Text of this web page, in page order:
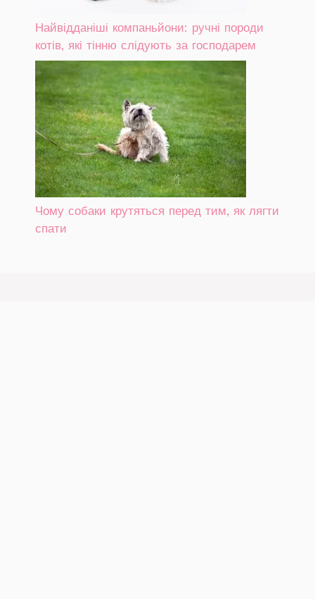
Найвідданіші компаньйони: ручні породи
котів, які тінню слідують за господарем
Чому собаки крутяться перед тим, як лягти
спати